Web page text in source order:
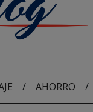
/ AHORRO /